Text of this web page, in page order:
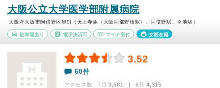
大阪公立大学医学部附属病院
大阪府大阪市阿倍野区旭町（天王寺駅（大阪阿部野橋駅）、阿倍野駅、今池駅）
駐車場あり 電子決済可 マイナ受付 女医在籍
3.52
60件
アクセス数 7月:3,581 | 6月:4,315